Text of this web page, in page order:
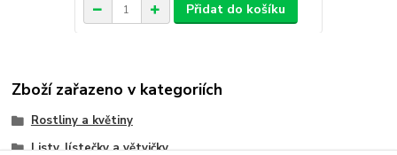
Přidat do košíku
Zboží zařazeno v kategoriích
Rostliny a květiny
Listy, lístečky a větvičky